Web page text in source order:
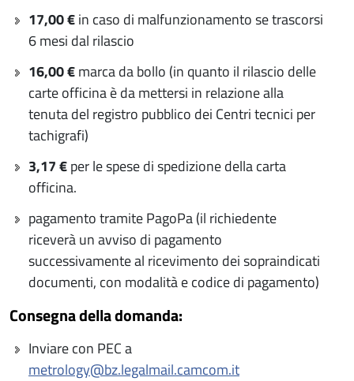
17,00 €in caso di malfunzionamento se trascorsi
6 mesi dal rilascio
16,00 €marca da bollo (in quanto il rilascio delle
carte officina è da mettersi in relazione alla
tenuta del registro pubblico dei Centri tecnici per
tachigrafi)
3,17 €per le spese di spedizione della carta
officina.
pagamento tramite PagoPa (il richiedente
riceverà un avviso di pagamento
successivamente al ricevimento dei sopraindicati
documenti, con modalità e codice di pagamento)
Consegna della domanda:
Inviare con PEC a
metrology@bz.legalmail.camcom.it